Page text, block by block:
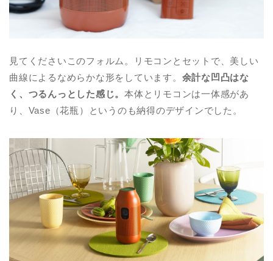
見てくださいこのフォルム。リモコンとセットで、美しい
曲線によるなめらかな形をしています。 余計な凹凸はな
く、つるんっとした感じ。本体とリモコンは一体感があ
り、Vase（花瓶）というのも納得のデザインでした。